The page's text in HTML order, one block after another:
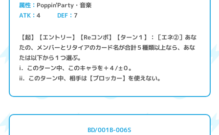
属性 Poppin'Party・音楽
ATK 4 DEF 7
【起】【エントリー】【Reコンボ】【ターン１】：［エネ②］あな
たの、メンバーとリタイアのカード名が合計５種類以上なら、あな
たは以下から１つ選ぶ。
ⅰ．このターン中、このキャラを＋４/±０。
ⅱ．このターン中、相手は【ブロッカー】を使えない。
BD/001B-006S